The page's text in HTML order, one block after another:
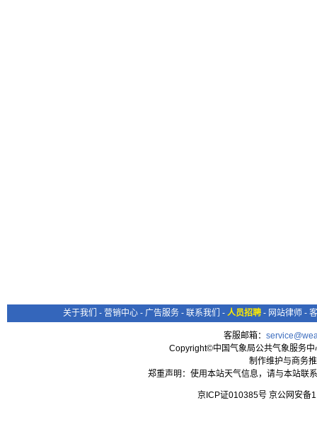
关于我们 - 营销中心 - 广告服务 - 联系我们 - 人员招聘 - 网站律师 -
客服邮箱：
Copyright©中国气象局公共气象服务
制作维护与商务
郑重声明：使用本站天气信息，请与本站联
京ICP证010385号 京公网安备